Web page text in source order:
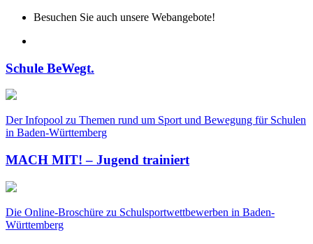
Besuchen Sie auch unsere Webangebote!
Schule BeWegt.
Der Infopool zu Themen rund um Sport und Bewegung für Schulen
in Baden-Württemberg
MACH MIT! – Jugend trainiert
Die Online-Broschüre zu Schulsportwettbewerben in Baden-
Württemberg